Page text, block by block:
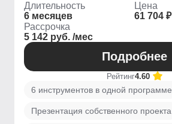
Длительность
6 месяцев
Цена
61 704 ₽
Рассрочка
5 142 руб. /мес
Подробнее
Рейтинг4.60
6 инструментов в одной программе
Презентация собственного проекта